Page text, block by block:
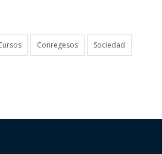
Conregesos Sociedad